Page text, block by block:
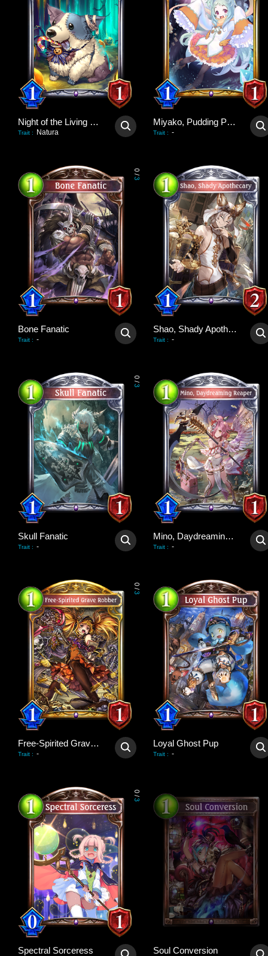
Night of the Living Dog
Trait : Natura
Miyako, Pudding Poltergeist
Trait : -
0
/
3
Bone Fanatic
Trait : -
Shao, Shady Apothecary
Trait : -
0
/
3
Skull Fanatic
Trait : -
Mino, Daydreaming Reaper
Trait : -
0
/
3
Free-Spirited Grave Robber
Trait : -
Loyal Ghost Pup
Trait : -
0
/
3
Spectral Sorceress Soul Conversion